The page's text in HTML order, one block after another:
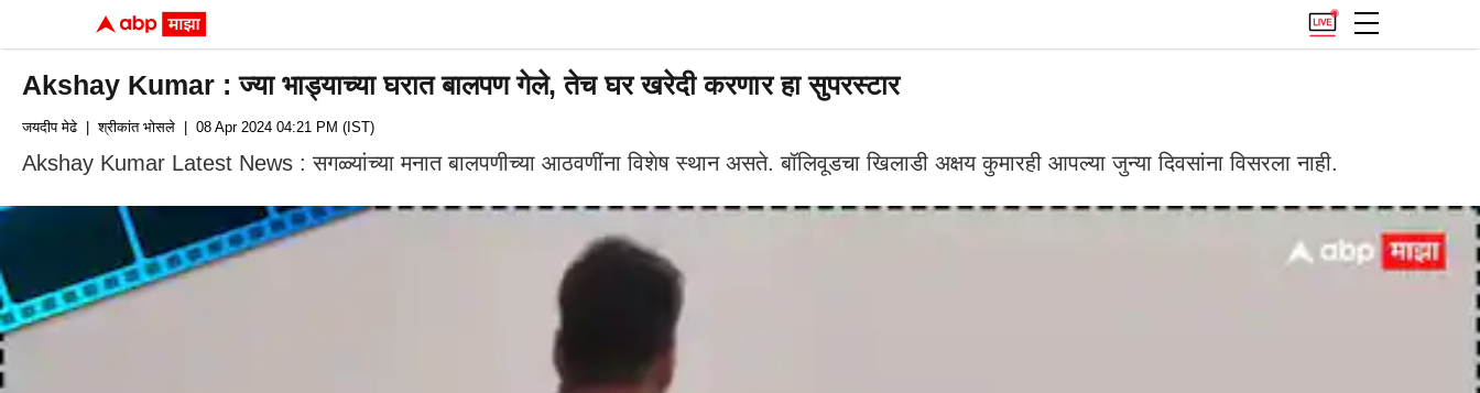
Akshay Kumar : ज्या भाड्याच्या घरात बालपण गेले, तेच घर खरेदी करणार हा सुपरस्टार
जयदीप मेढे| श्रीकांत भोसले | 08 Apr 2024 04:21 PM (IST)
Akshay Kumar Latest News : सगळ्यांच्या मनात बालपणीच्या आठवणींना विशेष स्थान असते. बॉलिवूडचा खिलाडी अक्षय कुमारही आपल्या जुन्या दिवसांना विसरला नाही.